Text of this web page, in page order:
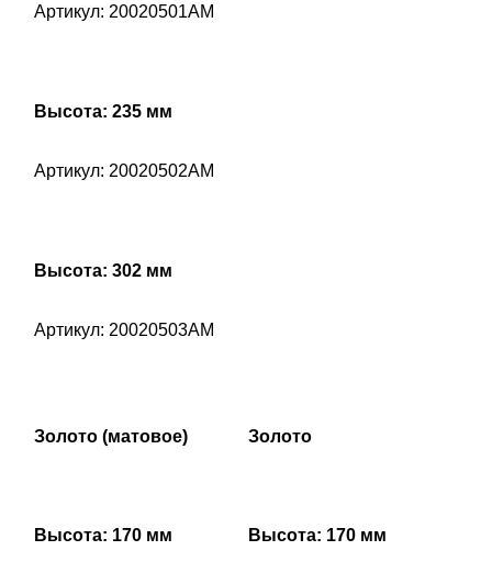
Артикул: 20020501AM
Высота: 235 мм
Артикул: 20020502AM
Высота: 302 мм
Артикул: 20020503AM
Золото (матовое)
Высота: 170 мм
Золото
Высота: 170 мм